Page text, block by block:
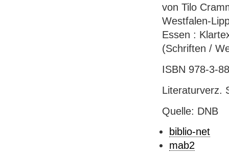
von Tilo
Westfalen-
Essen :
(Schriften /
ISBN 978-3-
Literaturverz.
Quelle: DNB
biblio-net
mab2